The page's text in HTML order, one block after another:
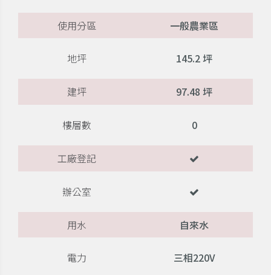
使用分區 一般農業區
地坪 145.2 坪
建坪 97.48 坪
樓層數 0
工廠登記
辦公室
用水 自來水
電力 三相220V